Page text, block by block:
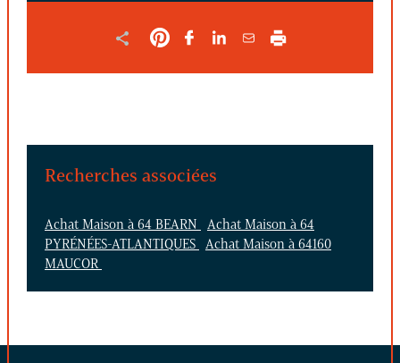
Recherches associées
Achat Maison à 64 BEARN
Achat Maison à 64
PYRÉNÉES-ATLANTIQUES
Achat Maison à 64160
MAUCOR